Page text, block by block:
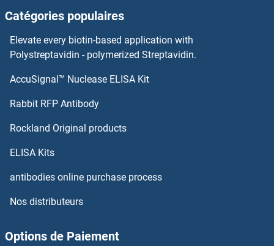
ST3GAL1 Kits ELISA
SSX2IP Kits ELISA
STAT4 Kits ELISA
STAT5A Kits ELISA
STAT5B Kits ELISA
Catégories populaires
Elevate every biotin-based application with
Polystreptavidin - polymerized Streptavidin.
AccuSignal™ Nuclease ELISA Kit
Rabbit RFP Antibody
Rockland Original products
ELISA Kits
antibodies online purchase process
Nos distributeurs
Options de Paiement